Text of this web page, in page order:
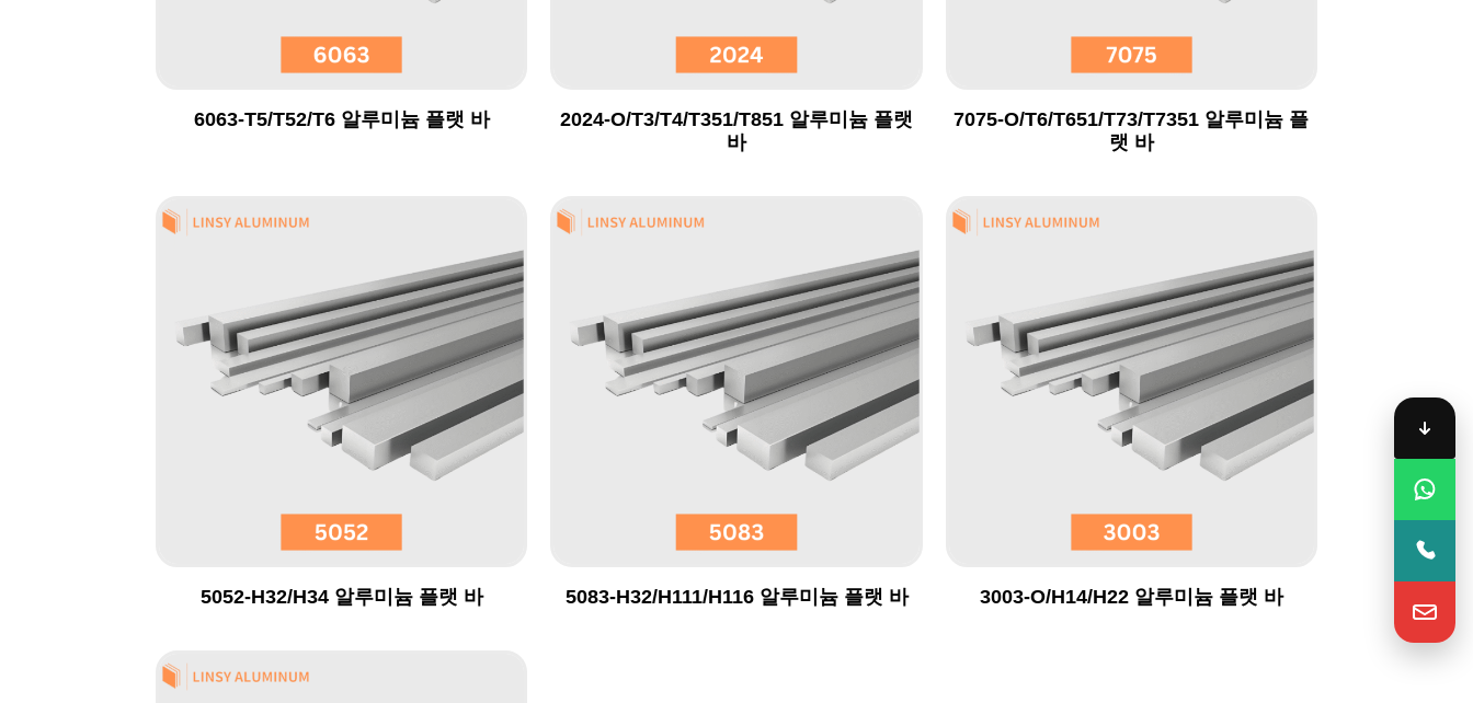
6063-T5/T52/T6 알루미늄 플랫 바
2024-O/T3/T4/T351/T851 알루미늄 플랫
바
7075-O/T6/T651/T73/T7351 알루미늄 플
랫 바
5052-H32/H34 알루미늄 플랫 바 5083-H32/H111/H116 알루미늄 플랫 바 3003-O/H14/H22 알루미늄 플랫 바